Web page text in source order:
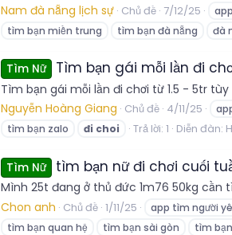
Nam đà nẵng lịch sự Chủ đề 7/12/25
tìm bạn miền trung
tìm bạn đà nẵng đà
Tìm Nữ Tìm bạn gái mỗi lần đi
Tìm bạn gái mỗi lần đi chơi từ 1.5 - 5tr
Nguyễn Hoàng Giang Chủ đề 4/11/25
tìm bạn zalo
đi choi Trả lời: 1 Diễn đàn:
Tìm Nữ tìm bạn nữ đi chơi cuối
Mình 25t đang ở thủ đức 1m76 50kg
Chon anh Chủ đề 1/11/25 app tìm người
tìm bạn quan hệ
tìm bạn sài gòn tìm